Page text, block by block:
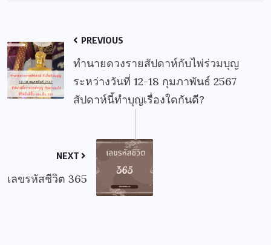
PREVIOUS
ทำนายดวงรายสัปดาห์กับไพ่ร่วมบุญ
ระหว่างวันที่ 12-18 กุมภาพันธ์ 2567
สัปดาห์นี้ทำบุญเรื่องใดกันดี?
NEXT
เลขรหัสชีวิต 365